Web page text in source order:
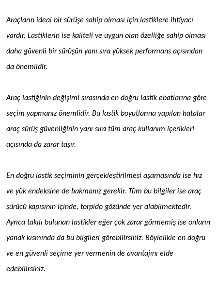
Araçların ideal bir sürüşe sahip olması için lastiklere ihtiyacı
vardır. Lastiklerin ise kaliteli ve uygun olan özelliğe sahip olması
daha güvenli bir sürüşün yanı sıra yüksek performans açısından
da önemlidir.
Araç lastiğinin değişimi sırasında en doğru lastik ebatlarına göre
seçim yapmanız önemlidir. Bu lastik boyutlarına yapılan hatalar
araç sürüş güvenliğinin yanı sıra tüm araç kullanım içerikleri
açısında da zarar taşır.
En doğru lastik seçiminin gerçekleştirilmesi aşamasında ise hız
ve yük endeksine de bakmanız gerekir. Tüm bu bilgiler ise araç
sürücü kapısının içinde, torpido gözünde yer alabilmektedir.
Ayrıca takılı bulunan lastikler eğer çok zarar görmemiş ise onların
yanak kısmında da bu bilgileri görebilirsiniz. Böylelikle en doğru
ve en güvenli seçime yer vermenin de avantajını elde
edebilirsiniz.